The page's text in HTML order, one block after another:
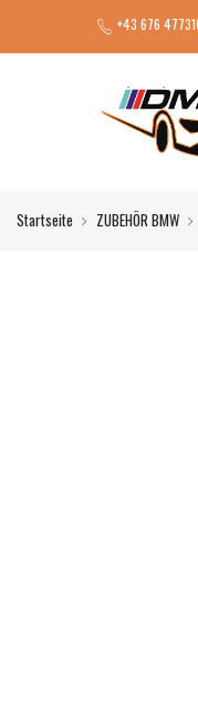
+43 676
Startseite ZUBEHÖR BMW